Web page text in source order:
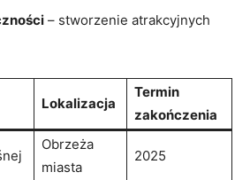
– stworzenie atrakcyjnych
Lokalizacja
Termin
zakończenia
Obrzeża
miasta
2025